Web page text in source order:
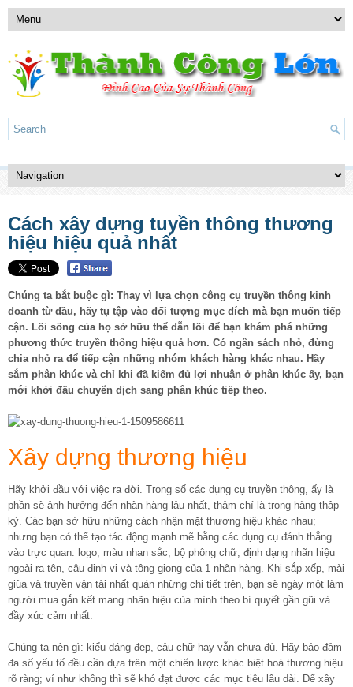
Cách xây dựng tuyền thông thương
hiệu hiệu quả nhất
Chúng ta bắt buộc gì: Thay vì lựa chọn công cụ truyền thông kinh
doanh từ đầu, hãy tụ tập vào đối tượng mục đích mà bạn muốn tiếp
cận. Lối sống của họ sở hữu thể dẫn lối để bạn khám phá những
phương thức truyền thông hiệu quả hơn. Có ngân sách nhỏ, đừng
chia nhỏ ra để tiếp cận những nhóm khách hàng khác nhau. Hãy
sắm phân khúc và chỉ khi đã kiếm đủ lợi nhuận ở phân khúc ấy, bạn
mới khởi đầu chuyển dịch sang phân khúc tiếp theo.
Xây dựng thương hiệu
Hãy khởi đầu với việc ra đời. Trong số các dụng cụ truyền thông, ấy là
phần sẽ ảnh hưởng đến nhãn hàng lâu nhất, thậm chí là trong hàng thập
kỷ. Các bạn sở hữu những cách nhận mặt thương hiệu khác nhau;
nhưng bạn có thể tạo tác động mạnh mẽ bằng các dụng cụ đánh thẳng
vào trực quan: logo, màu nhan sắc, bộ phông chữ, định dạng nhãn hiệu
ngoài ra tên, câu định vị và tông giọng của 1 nhãn hàng. Khi sắp xếp, mài
giũa và truyền vận tải nhất quán những chi tiết trên, bạn sẽ ngày một làm
người mua gắn kết mang nhãn hiệu của mình theo bí quyết gần gũi và
đầy xúc cảm nhất.
Chúng ta nên gì: kiểu dáng đẹp, câu chữ hay vẫn chưa đủ. Hãy bảo đảm
đa số yếu tố đều cần dựa trên một chiến lược khác biệt hoá thương hiệu
rõ ràng; ví như không thì sẽ khó đạt được các mục tiêu lâu dài. Để xây